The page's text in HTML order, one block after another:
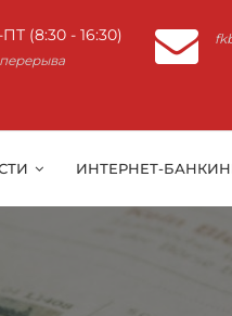
(8:30 - 16:30)
ИНТЕРНЕТ-